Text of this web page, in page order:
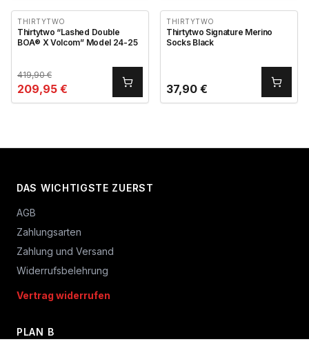
THIRTYTWO
Thirtytwo “Lashed Double
BOA® X Volcom” Model 24-25
419,90€
209,95 €
THIRTYTWO
Thirtytwo Signature Merino
Socks Black
37,90 €
DAS WICHTIGSTE ZUERST
AGB
Zahlungsarten
Zahlung und Versand
Widerrufsbelehrung
Vertrag widerrufen
PLAN B